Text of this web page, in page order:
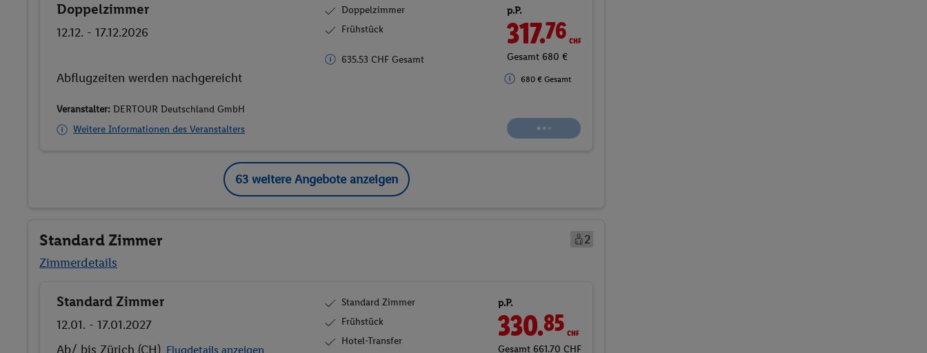
Buchen
Doppelzimmer
12.12. - 17.12.2026
(CH)
anzeigen
Doppelzimmer
Frühstück
753 € Gesamt
p.P.
351.88CHF
Gesamt 703.75 CHF
753 € Gesamt
Veranstalter: DERTOUR Deutschland GmbH
Weitere Informationen des Veranstalters
Buchen
63 weitere Angebote anzeigen
Standard Zimmer
2
Zimmerdetails
Buchen
Standard Zimmer
12.01. - 17.01.2027
Ab/ bis Zürich (CH) Flugdetails anzeigen
Standard Zimmer
Frühstück
Hotel-Transfer
p.P.
330.85CHF
Gesamt 661.70 CHF